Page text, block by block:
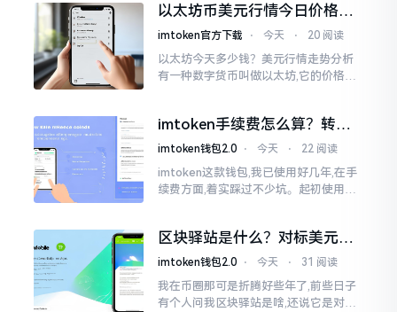
这个事情
以太坊币美元行情今日价格走
势分析，散户如何避免追涨杀
imtoken官方下载 ⋅ 今天 ⋅ 20 阅读
以太坊今天多少钱？美元行情走势分析
有一种数字货币叫做以太坊,它的价格走
率出现的一点点波动
imtoken手续费怎么算？转账
和交易所差别大了
imtoken钱包2.0 ⋅ 今天 ⋅ 22 阅读
imtoken这款钱包,我已使用好几年,在手
续费方面,着实踩过不少坑。起初使用时,
明白
区块驿站是什么？对标美元的
ETH到底咋回事
imtoken钱包2.0 ⋅ 今天 ⋅ 31 阅读
我在币圈那可是折腾好些年了,前些日子
有个人问我区块驿站是啥,还说它是对标